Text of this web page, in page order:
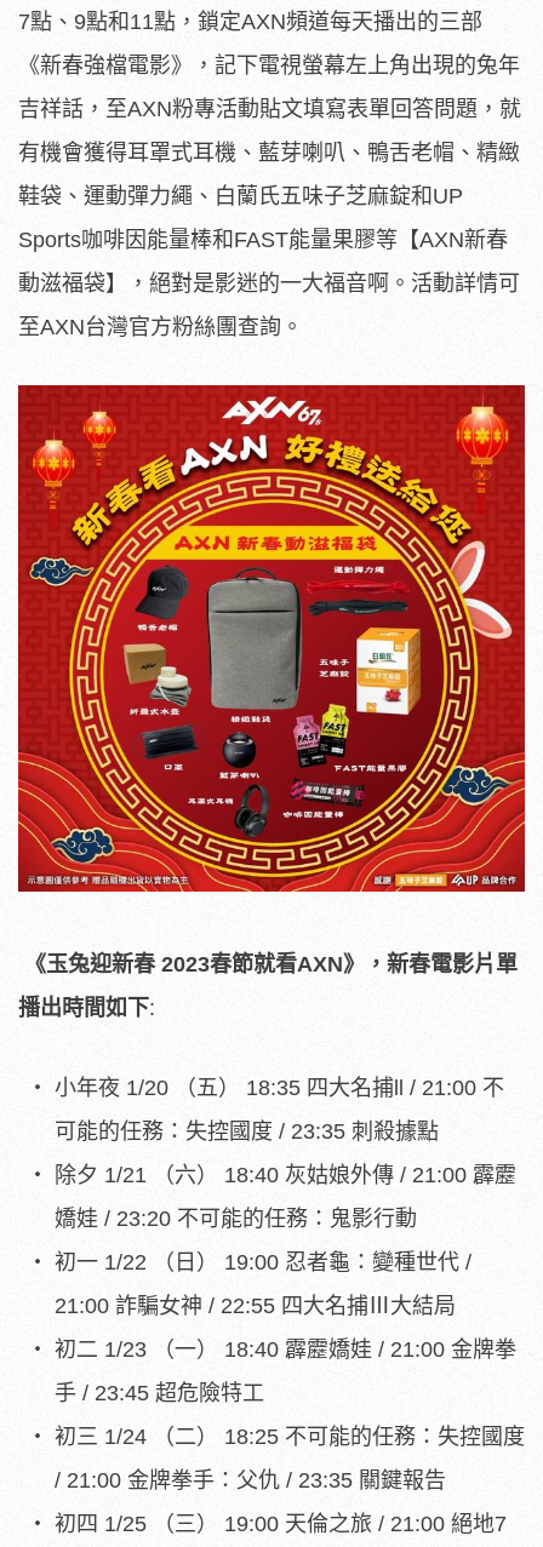
7點、9點和11點，鎖定AXN頻道每天播出的三部
《新春強檔電影》，記下電視螢幕左上角出現的兔年
吉祥話，至AXN粉專活動貼文填寫表單回答問題，就
有機會獲得耳罩式耳機、藍芽喇叭、鴨舌老帽、精緻
鞋袋、運動彈力繩、白蘭氏五味子芝麻錠和UP
Sports咖啡因能量棒和FAST能量果膠等【AXN新春
動滋福袋】，絕對是影迷的一大福音啊。活動詳情可
至AXN台灣官方粉絲團查詢。
《玉兔迎新春2023春節就看AXN》，新春電影片單
播出時間如下:
小年夜 1/20 （五） 18:35 四大名捕ll / 21:00 不
可能的任務：失控國度 / 23:35 刺殺據點
除夕 1/21 （六） 18:40 灰姑娘外傳 / 21:00 霹靂
嬌娃 / 23:20 不可能的任務：鬼影行動
初一 1/22 （日） 19:00 忍者龜：變種世代 /
21:00 詐騙女神 / 22:55 四大名捕Ⅲ大結局
初二 1/23 （一） 18:40 霹靂嬌娃 / 21:00 金牌拳
手 / 23:45 超危險特工
初三 1/24 （二） 18:25 不可能的任務：失控國度
/ 21:00 金牌拳手：父仇 / 23:35 關鍵報告
初四 1/25 （三） 19:00 天倫之旅 / 21:00 絕地7